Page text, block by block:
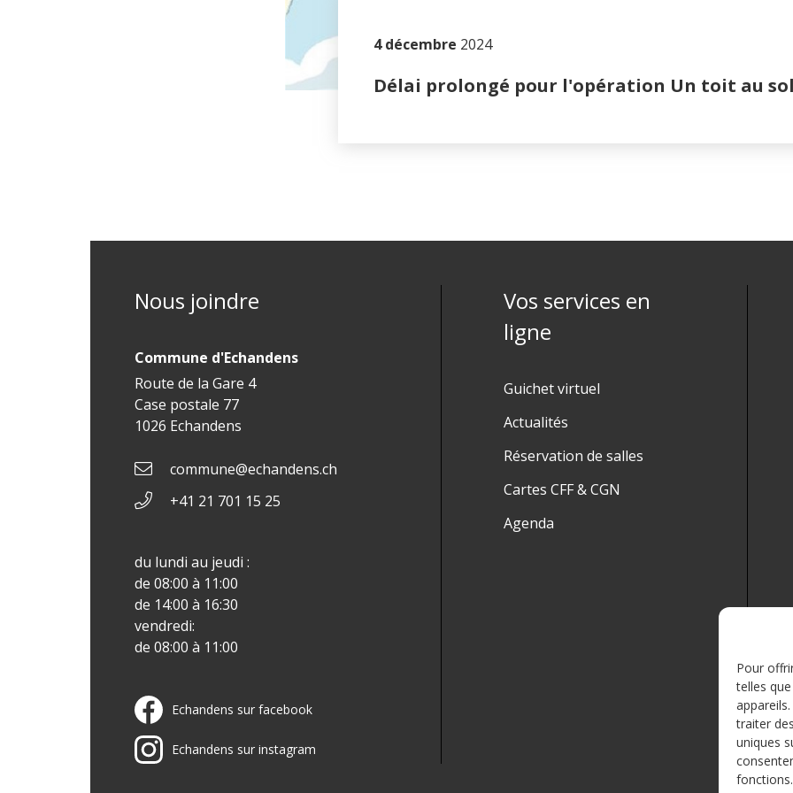
Pour
telles
traiter
uniques
fonctions.
4 décembre 2024
Délai prolongé pour l'opération Un toit au
Nous joindre
Commune d'Echandens
Route de la Gare 4
Case postale 77
1026 Echandens
commune@echandens.ch
+41 21 701 15 25
du lundi au jeudi :
de 08:00 à 11:00
de 14:00 à 16:30
vendredi:
de 08:00 à 11:00
Echandens sur facebook
Echandens sur instagram
Vos services en
ligne
Guichet virtuel
Actualités
Réservation de salles
Cartes CFF & CGN
Agenda